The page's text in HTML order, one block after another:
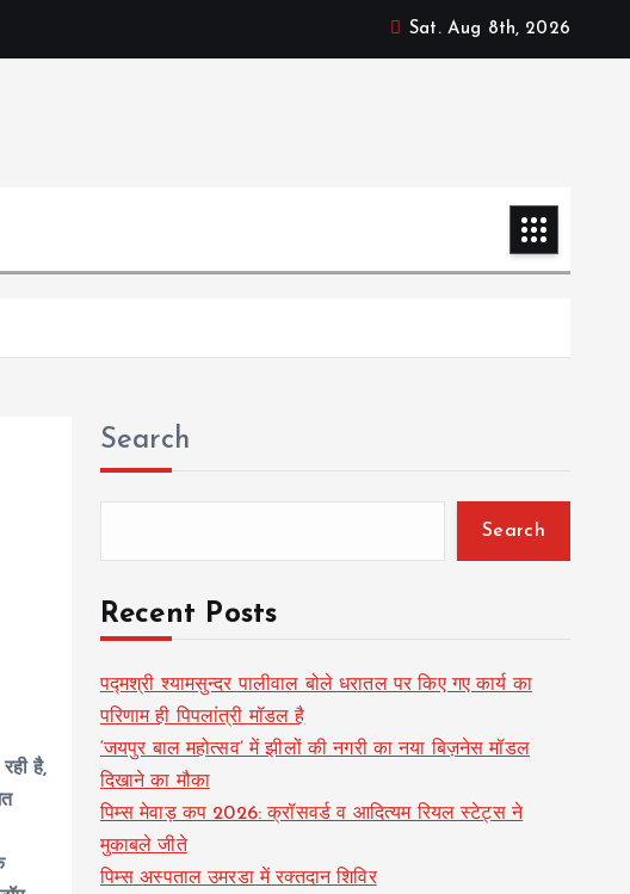
Sat. Aug 8th, 2026
है,
Search
Search
Recent Posts
पद्मश्री श्यामसुन्दर पालीवाल बोले धरातल पर किए गए कार्य का
परिणाम ही पिपलांत्री मॉडल है
‘जयपुर बाल महोत्सव’ में झीलों की नगरी का नया बिज़नेस मॉडल
दिखाने का मौका
पिम्स मेवाड़ कप 2026: क्रॉसवर्ड व आदित्यम रियल स्टेट्स ने
मुकाबले जीते
पिम्स अस्पताल उमरडा में रक्तदान शिविर